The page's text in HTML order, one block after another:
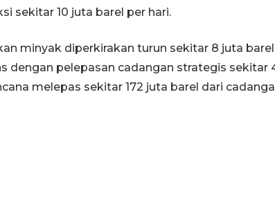
sekitar 10 juta barel per hari.
minyak diperkirakan turun sekitar 8 juta
dengan pelepasan cadangan strategis sekitar
melepas sekitar 172 juta barel dari